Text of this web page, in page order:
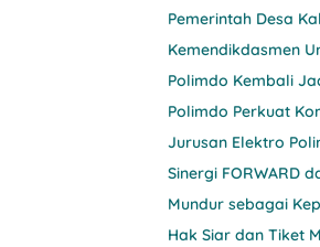
Pemerintah Desa
Kemendikdasmen
Polimdo Kembali
Polimdo Perkuat
Jurusan Elektro
Sinergi FORWARD
Mundur sebagai
Hak Siar dan Tiket